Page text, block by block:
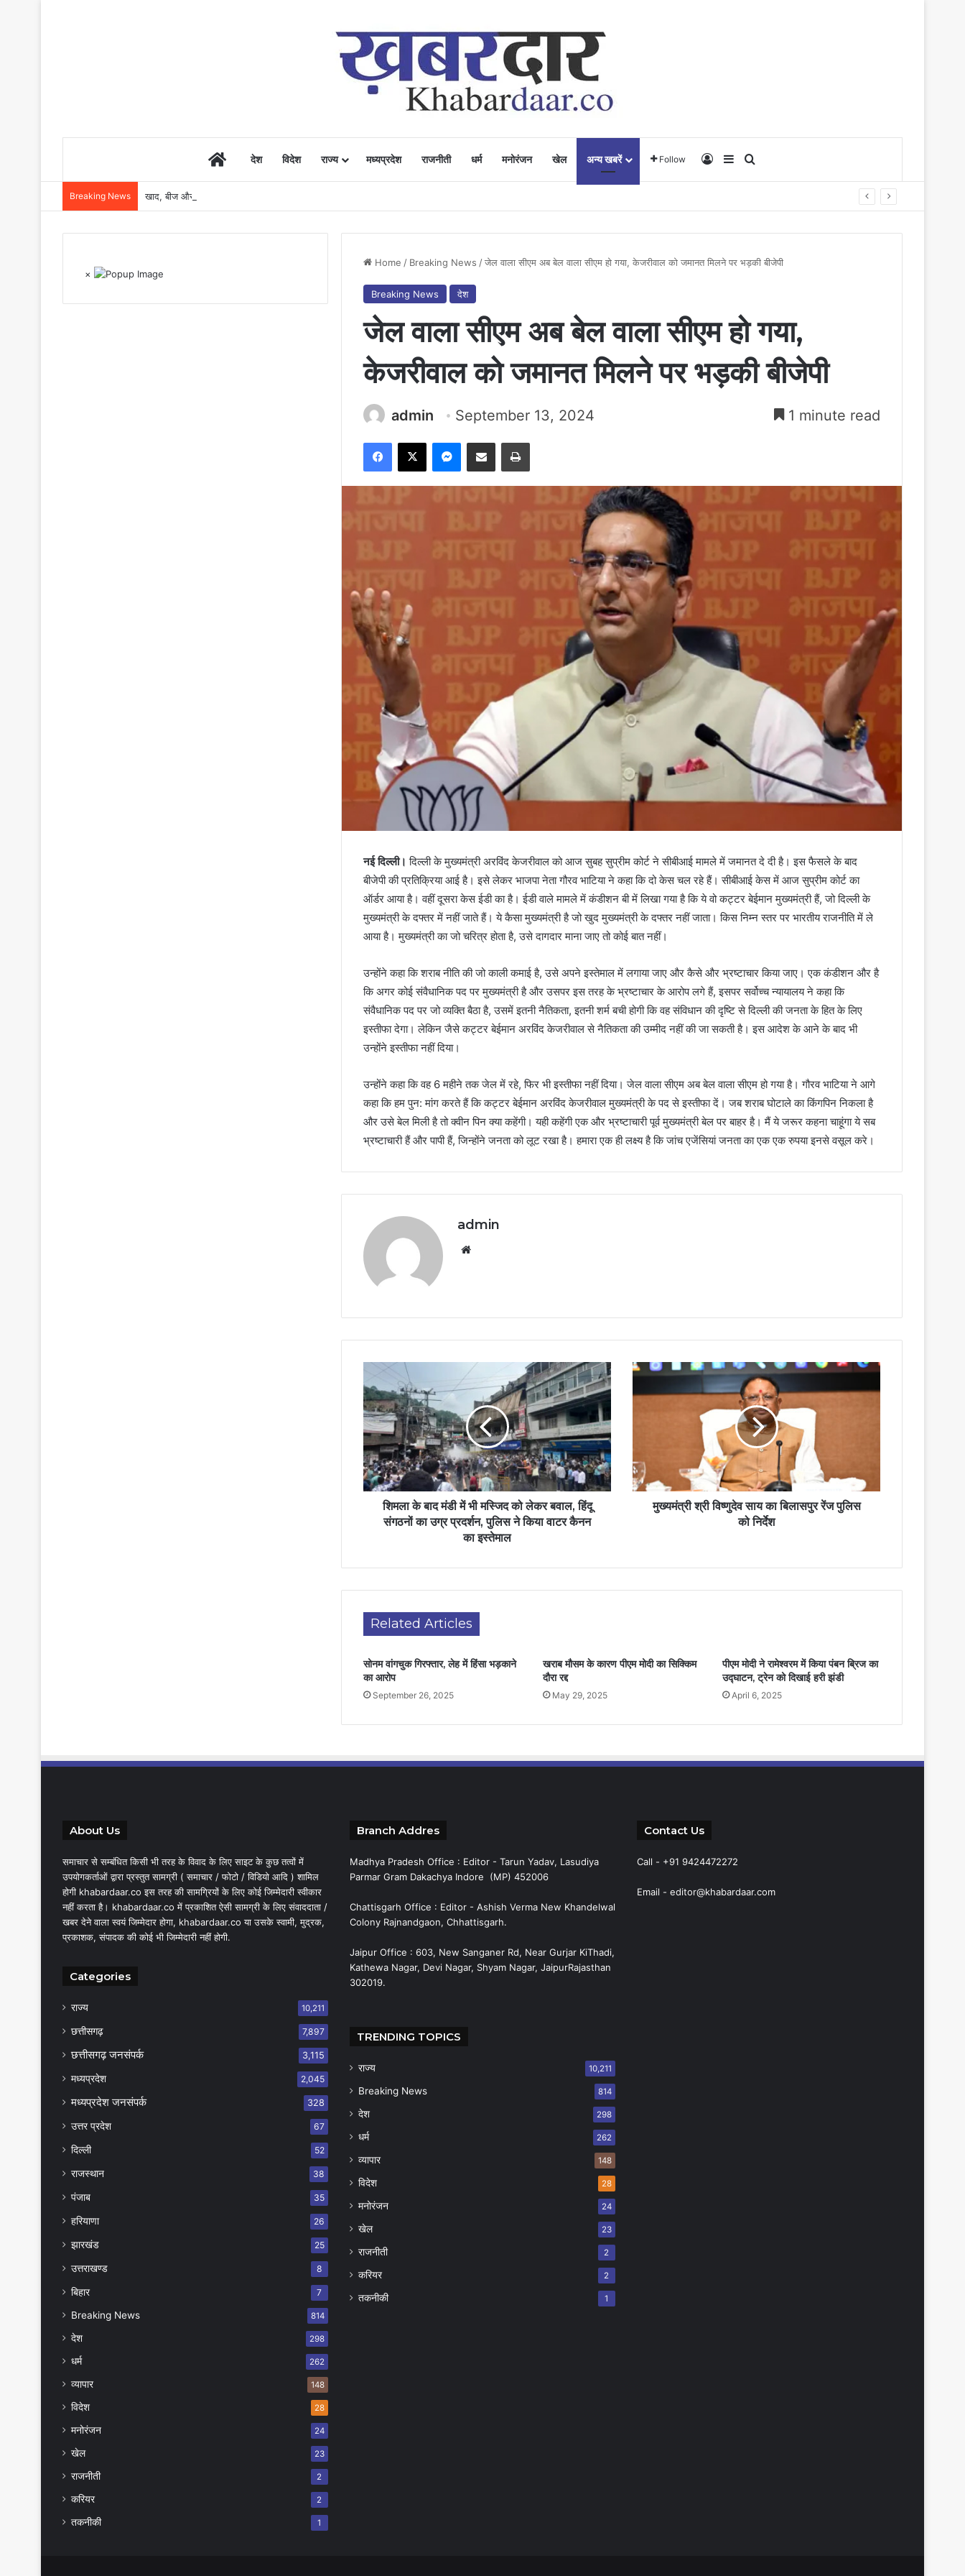
Homeदेश विदेश राज्य मध्यप्रदेश राजनीती धर्म मनोरंजन खेल अन्य खबरें Follow Log InSidebar
Breaking News खाद, बीज और उर्वरकों की समय पर उपलब्धता से किसानों में उत्साह, नैनो डीएपी और नैनो यूरिया बने किसानों के भरोसेमंद कृषि साथी…..
Home / Breaking News /जेल वाला सीएम अब बेल वाला सीएम हो गया, केजरीवाल को जमानत मिलने पर भड़की बीजेपी
Breaking News देश
जेल वाला सीएम अब बेल वाला सीएम हो गया,
केजरीवाल को जमानत मिलने पर भड़की बीजेपी
admin September 13, 2024 1 minute read
Facebook
X Messenger
Share via Email Print
नई दिल्ली। दिल्ली के मुख्यमंत्री अरविंद केजरीवाल को आज सुबह सुप्रीम कोर्ट ने सीबीआई मामले में जमानत दे दी है। इस फैसले के बाद
बीजेपी की प्रतिक्रिया आई है। इसे लेकर भाजपा नेता गौरव भाटिया ने कहा कि दो केस चल रहे हैं। सीबीआई केस में आज सुप्रीम कोर्ट का
ऑर्डर आया है। वहीं दूसरा केस ईडी का है। ईडी वाले मामले में कंडीशन बी में लिखा गया है कि ये वो कट्टर बेईमान मुख्यमंत्री हैं, जो दिल्ली के
मुख्यमंत्री के दफ्तर में नहीं जाते हैं। ये कैसा मुख्यमंत्री है जो खुद मुख्यमंत्री के दफ्तर नहीं जाता। किस निम्न स्तर पर भारतीय राजनीति में ले
आया है। मुख्यमंत्री का जो चरित्र होता है, उसे दागदार माना जाए तो कोई बात नहीं।
उन्होंने कहा कि शराब नीति की जो काली कमाई है, उसे अपने इस्तेमाल में लगाया जाए और कैसे और भ्रष्टाचार किया जाए। एक कंडीशन और है
कि अगर कोई संवैधानिक पद पर मुख्यमंत्री है और उसपर इस तरह के भ्रष्टाचार के आरोप लगे हैं, इसपर सर्वोच्च न्यायालय ने कहा कि
संवैधानिक पद पर जो व्यक्ति बैठा है, उसमें इतनी नैतिकता, इतनी शर्म बची होगी कि वह संविधान की दृष्टि से दिल्ली की जनता के हित के लिए
इस्तीफा देगा। लेकिन जैसे कट्टर बेईमान अरविंद केजरीवाल से नैतिकता की उम्मीद नहीं की जा सकती है। इस आदेश के आने के बाद भी
उन्होंने इस्तीफा नहीं दिया।
उन्होंने कहा कि वह 6 महीने तक जेल में रहे, फिर भी इस्तीफा नहीं दिया। जेल वाला सीएम अब बेल वाला सीएम हो गया है। गौरव भाटिया ने आगे
कहा कि हम पुन: मांग करते हैं कि कट्टर बेईमान अरविंद केजरीवाल मुख्यमंत्री के पद से इस्तीफा दें। जब शराब घोटाले का किंगपिन निकला है
और उसे बेल मिली है तो क्वीन पिन क्या कहेंगी। यही कहेंगी एक और भ्रष्टाचारी पूर्व मुख्यमंत्री बेल पर बाहर है। मैं ये जरूर कहना चाहूंगा ये सब
भ्रष्टाचारी हैं और पापी हैं, जिन्होंने जनता को लूट रखा है। हमारा एक ही लक्ष्य है कि जांच एजेंसियां जनता का एक एक रुपया इनसे वसूल करे।
admin
शिमला के बाद मंडी में भी मस्जिद को लेकर बवाल, हिंदू
संगठनों का उग्र प्रदर्शन, पुलिस ने किया वाटर कैनन
का इस्तेमाल
मुख्यमंत्री श्री विष्णुदेव साय का बिलासपुर रेंज पुलिस
को निर्देश
Related Articles
सोनम वांगचुक गिरफ्तार, लेह में हिंसा भड़काने
का आरोप
September 26, 2025
खराब मौसम के कारण पीएम मोदी का सिक्किम
दौरा रद्द
May 29, 2025
पीएम मोदी ने रामेश्वरम में किया पंबन ब्रिज का
उद्घाटन, ट्रेन को दिखाई हरी झंडी
April 6, 2025
×
About Us
समाचार से सम्बंधित किसी भी तरह के विवाद के लिए साइट के कुछ तत्वों में
उपयोगकर्ताओं द्वारा प्रस्तुत सामग्री ( समाचार / फोटो / विडियो आदि ) शामिल
होगी khabardaar.co इस तरह की सामग्रियों के लिए कोई जिम्मेदारी स्वीकार
नहीं करता है। khabardaar.co में प्रकाशित ऐसी सामग्री के लिए संवाददाता /
खबर देने वाला स्वयं जिम्मेदार होगा, khabardaar.co या उसके स्वामी, मुद्रक,
प्रकाशक, संपादक की कोई भी जिम्मेदारी नहीं होगी.
Categories
राज्य 10,211
छत्तीसगढ़ 7,897
छत्तीसगढ़ जनसंपर्क 3,115
मध्यप्रदेश 2,045
मध्यप्रदेश जनसंपर्क 328
उत्तर प्रदेश 67
दिल्ली 52
राजस्थान 38
पंजाब 35
हरियाणा 26
झारखंड 25
उत्तराखण्ड 8
बिहार 7
Breaking News 814
देश 298
धर्म 262
व्यापार 148
विदेश 28
मनोरंजन 24
खेल 23
राजनीती 2
करियर 2
तकनीकी 1
Branch Addres
Madhya Pradesh Office : Editor - Tarun Yadav, Lasudiya
Parmar Gram Dakachya Indore (MP) 452006
Chattisgarh Office : Editor - Ashish Verma New Khandelwal
Colony Rajnandgaon, Chhattisgarh.
Jaipur Office : 603, New Sanganer Rd, Near Gurjar KiThadi,
Kathewa Nagar, Devi Nagar, Shyam Nagar, JaipurRajasthan
302019.
TRENDING TOPICS
राज्य 10,211
Breaking News 814
देश 298
धर्म 262
व्यापार 148
विदेश 28
मनोरंजन 24
खेल 23
राजनीती 2
करियर 2
तकनीकी 1
Contact Us
Call - +91 9424472272
Email - editor@khabardaar.com